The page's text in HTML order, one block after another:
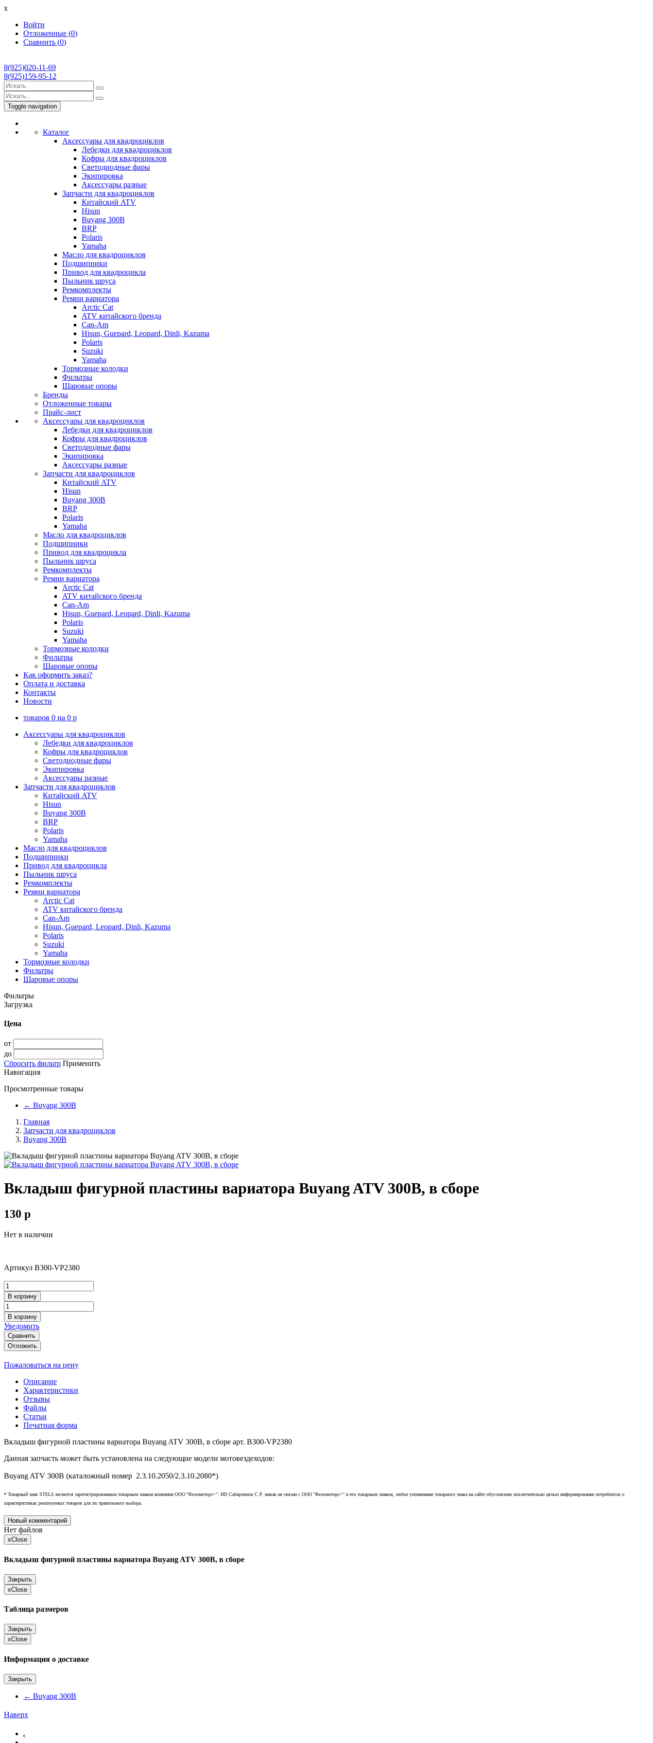
x
Войти
Отложенные (0)
Сравнить (0)
8(925)020-11-69
8(925)159-95-12
Toggle navigation
Каталог
Аксессуары для квадроциклов
Лебедки для квадроциклов
Кофры для квадроциклов
Светодиодные фары
Экипировка
Аксессуары разные
Запчасти для квадроциклов
Китайский ATV
Hisun
Buyang 300B
BRP
Polaris
Yamaha
Масло для квадроциклов
Подшипники
Привод для квадроцикла
Пыльник шруса
Ремкомплекты
Ремни вариатора
Arctic Cat
ATV китайского бренда
Can-Am
Hisun, Guepard, Leopard, Dinli, Kazuma
Polaris
Suzuki
Yamaha
Тормозные колодки
Фильтры
Шаровые опоры
Бренды
Отложенные товары
Прайс-лист
Аксессуары для квадроциклов
Лебедки для квадроциклов
Кофры для квадроциклов
Светодиодные фары
Экипировка
Аксессуары разные
Запчасти для квадроциклов
Китайский ATV
Hisun
Buyang 300B
BRP
Polaris
Yamaha
Масло для квадроциклов
Подшипники
Привод для квадроцикла
Пыльник шруса
Ремкомплекты
Ремни вариатора
Arctic Cat
ATV китайского бренда
Can-Am
Hisun, Guepard, Leopard, Dinli, Kazuma
Polaris
Suzuki
Yamaha
Тормозные колодки
Фильтры
Шаровые опоры
Как оформить заказ?
Оплата и доставка
Контакты
Новости
товаров 0 на 0 p
Аксессуары для квадроциклов
Лебедки для квадроциклов
Кофры для квадроциклов
Светодиодные фары
Экипировка
Аксессуары разные
Запчасти для квадроциклов
Китайский ATV
Hisun
Buyang 300B
BRP
Polaris
Yamaha
Масло для квадроциклов
Подшипники
Привод для квадроцикла
Пыльник шруса
Ремкомплекты
Ремни вариатора
Arctic Cat
ATV китайского бренда
Can-Am
Hisun, Guepard, Leopard, Dinli, Kazuma
Polaris
Suzuki
Yamaha
Тормозные колодки
Фильтры
Шаровые опоры
Фильтры
Загрузка
Цена
от
до
Сбросить фильтр Применить
Навигация
Просмотренные товары
← Buyang 300B
Главная
Запчасти для квадроциклов
Buyang 300B
Вкладыш фигурной пластины вариатора Buyang ATV 300B, в сборе
130 p
Нет в наличии
Артикул B300-VP2380
В корзину
В корзину
Уведомить
Сравнить
Отложить
Пожаловаться на цену
Описание
Характеристики
Отзывы
Файлы
Статьи
Печатная форма
Вкладыш фигурной пластины вариатора Buyang ATV 300B, в сборе арт. B300-VP2380
Данная запчасть может быть установлена на следующие модели мотовездеходов:
Buyang ATV 300B (каталожный номер 2.3.10.2050/2.3.10.2080*)
* Товарный знак STELS является зарегистрированным товарным знаком компании ООО "Веломоторс+". ИП Сабирзянов С.Р. никак не связан с ООО "Веломоторс+" и его товарным знаком, любое упоминание товарного знака на сайте обусловлено исключительно целью информирование потребителя о
характеристиках реализуемых товаров для их правильного выбора.
Новый комментарий
Нет файлов
xClose
Вкладыш фигурной пластины вариатора Buyang ATV 300B, в сборе
Закрыть
xClose
Таблица размеров
Закрыть
xClose
Информация о доставке
Закрыть
← Buyang 300B
Наверх
.